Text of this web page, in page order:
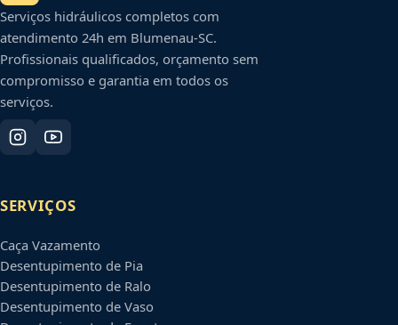
Serviços hidráulicos completos com
atendimento 24h em Blumenau-SC.
Profissionais qualificados, orçamento sem
compromisso e garantia em todos os
serviços.
SERVIÇOS
Caça Vazamento
Desentupimento de Pia
Desentupimento de Ralo
Desentupimento de Vaso